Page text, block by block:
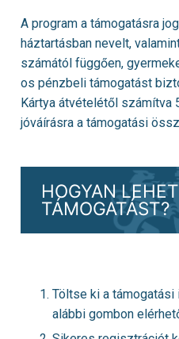
A program a támogatásra
háztartásban nevelt,
számától függően,
os pénzbeli támogatást
Kártya átvételétől számítva
jóváírásra a támogatási
HOGYAN
TÁMOGATÁST?
Töltse ki a támogatási
alábbi gombon